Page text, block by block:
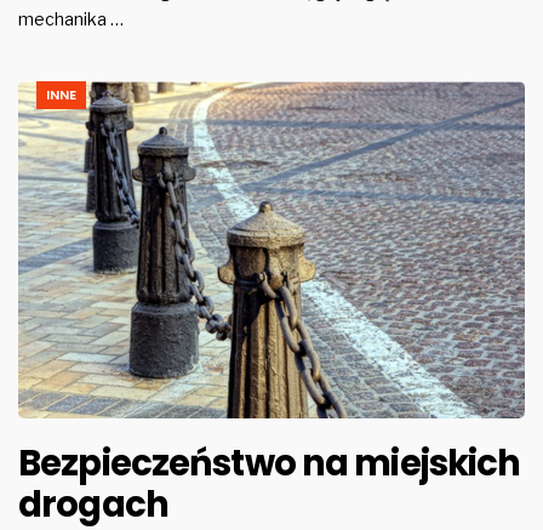
mechanika …
INNE
Bezpieczeństwo na miejskich
drogach